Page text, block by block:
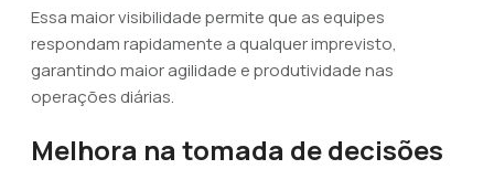
Essa maior visibilidade permite que as equipes
respondam rapidamente a qualquer imprevisto,
garantindo maior agilidade e produtividade nas
operações diárias.
Melhora na tomada de decisões